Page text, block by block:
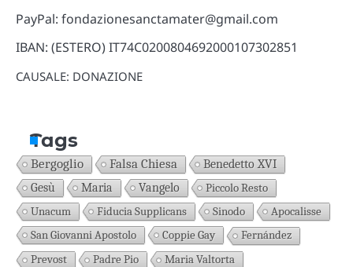
PayPal: fondazionesanctamater@gmail.com
IBAN: (ESTERO) IT74C0200804692000107302851
CAUSALE: DONAZIONE
Tags
Bergoglio Falsa Chiesa Benedetto XVI
Gesù Maria Vangelo
Piccolo Resto
Unacum
Fiducia Supplicans Sinodo
Apocalisse
San Giovanni Apostolo
Coppie Gay
Fernández
Prevost
Padre Pio
Maria Valtorta